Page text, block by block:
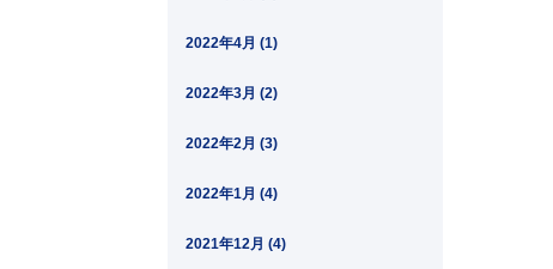
2022年4月 (1)
2022年3月 (2)
2022年2月 (3)
2022年1月 (4)
2021年12月 (4)